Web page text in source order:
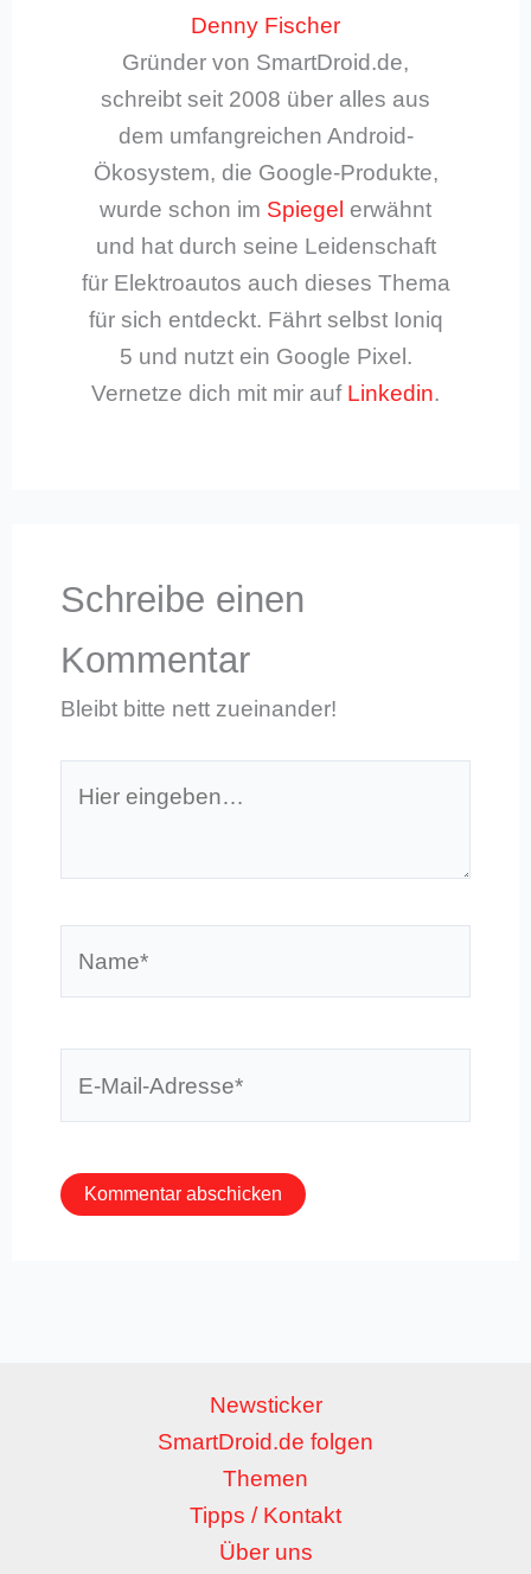
Denny Fischer
Gründer von SmartDroid.de,
schreibt seit 2008 über alles aus
dem umfangreichen Android-
Ökosystem, die Google-Produkte,
wurde schon im Spiegel erwähnt
und hat durch seine Leidenschaft
für Elektroautos auch dieses Thema
für sich entdeckt. Fährt selbst Ioniq
5 und nutzt ein Google Pixel.
Vernetze dich mit mir auf Linkedin.
Schreibe einen
Kommentar
Bleibt bitte nett zueinander!
eingeben…
Newsticker
SmartDroid.de folgen
Themen
Tipps / Kontakt
Über uns